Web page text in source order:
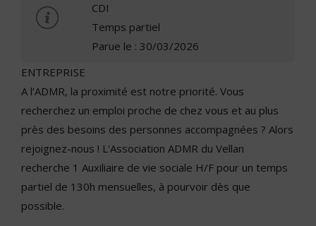
CDI
Temps partiel
Parue le : 30/03/2026
ENTREPRISE
A l’ADMR, la proximité est notre priorité. Vous
recherchez un emploi proche de chez vous et au plus
près des besoins des personnes accompagnées ? Alors
rejoignez-nous ! L'Association ADMR du Vellan
recherche 1 Auxiliaire de vie sociale H/F pour un temps
partiel de 130h mensuelles, à pourvoir dès que
possible.